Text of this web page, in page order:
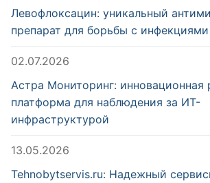
Левофлоксацин: уникальный
препарат для борьбы с инфекциями
02.07.2026
Астра Мониторинг: инновационная
платформа для наблюдения за ИТ-
инфраструктурой
13.05.2026
Tehnobytservis.ru: Надежный